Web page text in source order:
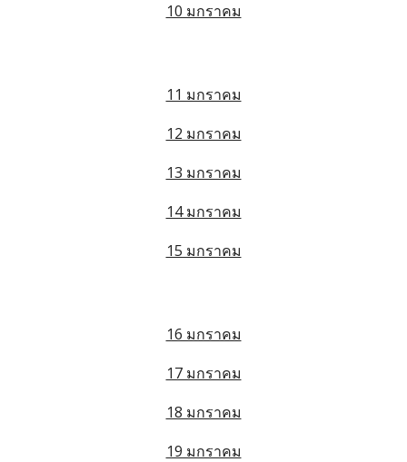
10 มกราคม
11 มกราคม
12 มกราคม
13 มกราคม
14 มกราคม
15 มกราคม
16 มกราคม
17 มกราคม
18 มกราคม
19 มกราคม